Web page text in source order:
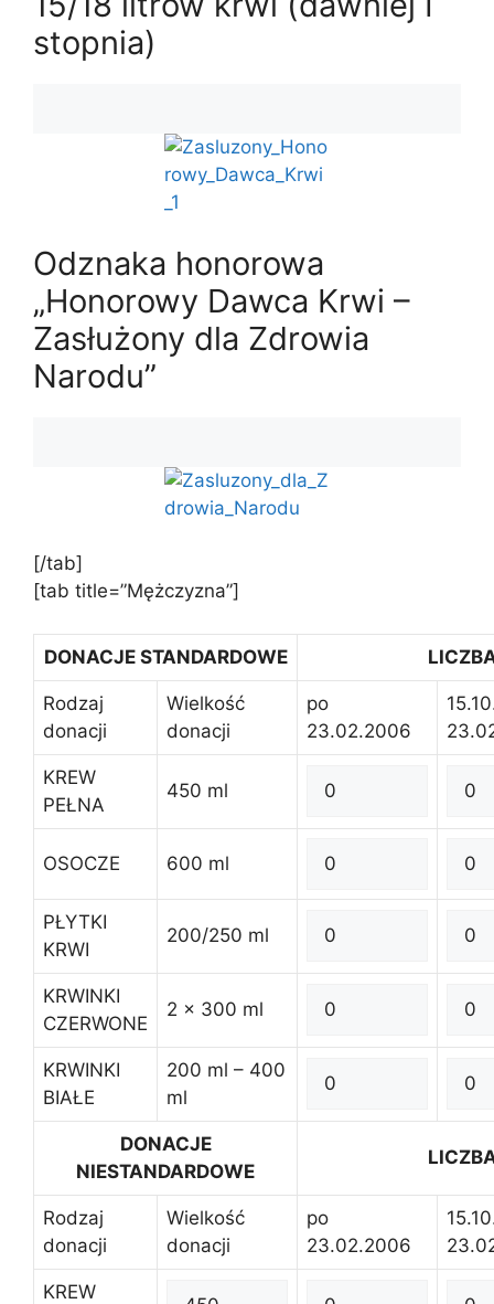
stopnia)
Odznaka honorowa
„Honorowy Dawca Krwi –
Zasłużony dla Zdrowia
Narodu”
[/tab]
[tab title=”Mężczyzna”]
DONACJE STANDARDOWE
Rodzaj
donacji
Wielkość
donacji
po
23.02.2006
KREW
PEŁNA
450 ml
OSOCZE 600 ml
PŁYTKI
KRWI
200/250 ml
KRWINKI
CZERWONE
2 x 300 ml
KRWINKI
BIAŁE
200 ml – 400
ml
DONACJE
NIESTANDARDOWE
Rodzaj
donacji
Wielkość
donacji
po
23.02.2006
KREW